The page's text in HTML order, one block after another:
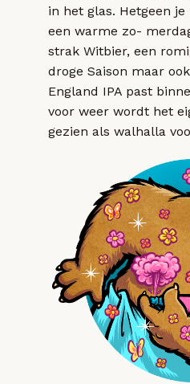
in het glas. Hetgeen
een warme zo-
strak Witbier, een
droge Saison maar
England IPA past
voor weer wordt het
gezien als walhalla